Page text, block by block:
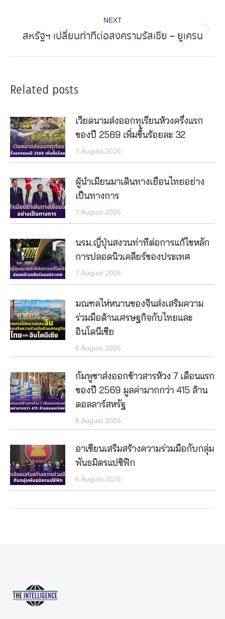
NEXT
Next
สหรัฐฯ เปลี่ยนท่าทีต่อสงครามรัสเซีย – ยูเครน
Related posts
เวียดนามส่งออกทุเรียนห้วงครึ่งแรก
ของปี 2569 เพิ่มขึ้นร้อยละ 32
7 August 2026
ผู้นำเมียนมาเดินทางเยือนไทยอย่าง
เป็นทางการ
7 August 2026
นรม.ญี่ปุ่นสงวนท่าทีต่อการแก้ไขหลัก
การปลอดนิวเคลียร์ของประเทศ
7 August 2026
มณฑลไห่หนานของจีนส่งเสริมความ
ร่วมมือด้านเศรษฐกิจกับไทยและ
อินโดนีเซีย
6 August 2026
กัมพูชาส่งออกข้าวสารห้วง 7 เดือนแรก
ของปี 2569 มูลค่ามากกว่า 415 ล้าน
ดอลลาร์สหรัฐ
6 August 2026
อาเซียนเสริมสร้างความร่วมมือกับกลุ่ม
พันธมิตรแปซิฟิก
6 August 2026